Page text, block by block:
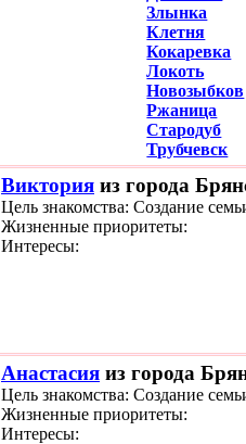
Злынка
Клетня
Кокаревка
Локоть
Новозыбков
Ржаница
Стародуб
Трубчевск
Виктория из города
Цель знакомства: Создание
Жизненные приоритеты:
Интересы:
Анастасия из города
Цель знакомства: Создание
Жизненные приоритеты:
Интересы: